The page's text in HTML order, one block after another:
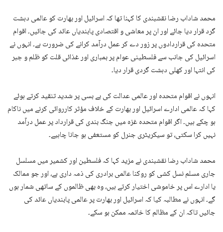
محمد شاداب رضا نقشبندی کا کہنا تھا کہ اسرائیل اور بھارت کو عالمی دہشت
گرد قرار دیا جائے اور ان پر معاشی و اقتصادی پابندیاں عائد کی جائیں۔ اقوام
متحدہ کی قراردادوں پر زور دے کر عمل درآمد کرانے کی ضرورت ہے۔ انہوں نے
اسرائیل کی جانب سے فلسطینی عوام پر بمباری اور غذائی قلت کو ظلم و جبر
کی انتہا اور کھلی دہشت گردی قرار دیا۔
انہوں نے اقوام متحدہ اور عالمی عدالت کی بے بسی پر شدید تنقید کرتے ہوئے
کہا کہ عالمی ادارے اسرائیل اور بھارت کے خلاف مؤثر کارروائی کرنے میں ناکام
ہو چکے ہیں۔ اگر اقوام متحدہ غزہ میں جنگ بندی کی قرارداد پر عمل درآمد
نہیں کرا سکتی، تو سیکریٹری جنرل کو مستعفی ہو جانا چاہیے۔
محمد شاداب رضا نقشبندی نے مزید کہا کہ فلسطین اور کشمیر میں مسلسل
جاری مسلم نسل کشی کو روکنا عالمی برادری کی ذمہ داری ہے، اور جو ممالک
یا ادارے اس پر خاموشی اختیار کرتے ہیں، وہ بھی ظالموں کے ساتھی شمار ہوں
گے۔ انہوں نے مطالبہ کیا کہ اسرائیل اور بھارت پر عالمی پابندیاں عائد کی
جائیں تاکہ ان کے مظالم کا خاتمہ ممکن ہو سکے۔